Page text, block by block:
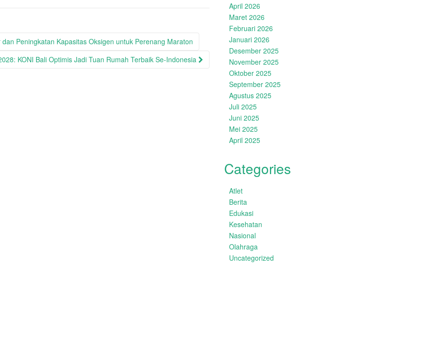
Peningkatan Kapasitas Oksigen untuk Perenang Maraton
KONI Bali Optimis Jadi Tuan Rumah Terbaik Se-Indonesia
April 2026
Maret 2026
Februari 2026
Januari 2026
Desember 2025
November 2025
Oktober 2025
September 2025
Agustus 2025
Juli 2025
Juni 2025
Mei 2025
April 2025
Categories
Atlet
Berita
Edukasi
Kesehatan
Nasional
Olahraga
Uncategorized